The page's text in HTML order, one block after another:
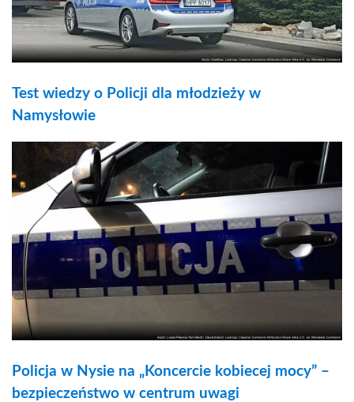
Test wiedzy o Policji dla młodzieży w
Namysłowie
Policja w Nysie na „Koncercie kobiecej mocy” –
bezpieczeństwo w centrum uwagi